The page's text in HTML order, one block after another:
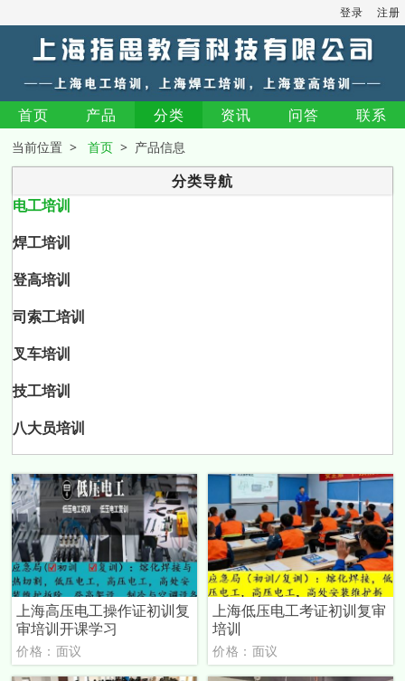
登录 注册
首页 产品 分类 资讯 问答 联系
当前位置 >首页 > 产品信息
分类导航
电工培训
焊工培训
登高培训
司索工培训
叉车培训
技工培训
八大员培训
上海高压电工操作证初训复
审培训开课学习
价格：面议
上海低压电工考证初训复审
培训
价格：面议